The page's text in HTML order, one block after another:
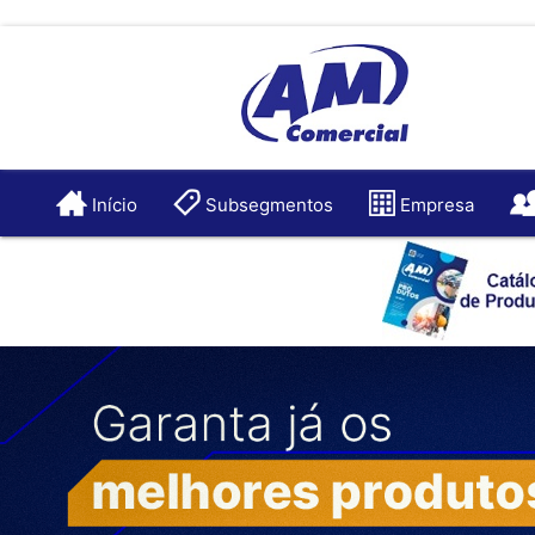
Início Subsegmentos Empresa